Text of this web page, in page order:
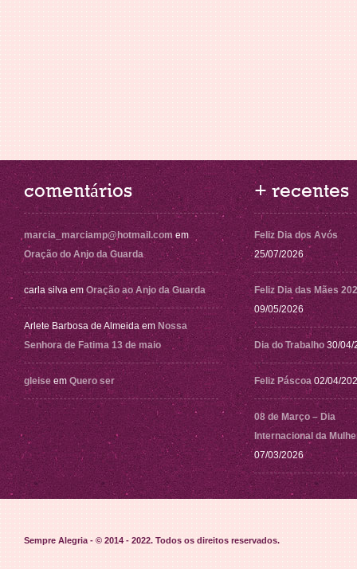
comentários
marcia_marciamp@hotmail.com em
Oração do Anjo da Guarda
carla silva em Oração ao Anjo da Guarda
Arlete Barbosa de Almeida em Nossa
Senhora de Fatima 13 de maio
gleise em Quero ser
+ recentes
Feliz Dia dos Avós
25/07/2026
Feliz Dia das Mães
09/05/2026
Dia do Trabalho 30/04/
Feliz Páscoa 02/04/
08 de Março – Dia
Internacional da
07/03/2026
Sempre Alegria - © 2014 - 2022. Todos os direitos reservados.